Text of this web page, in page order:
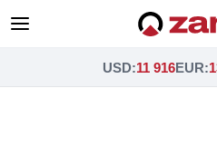
USD:11 916EUR: